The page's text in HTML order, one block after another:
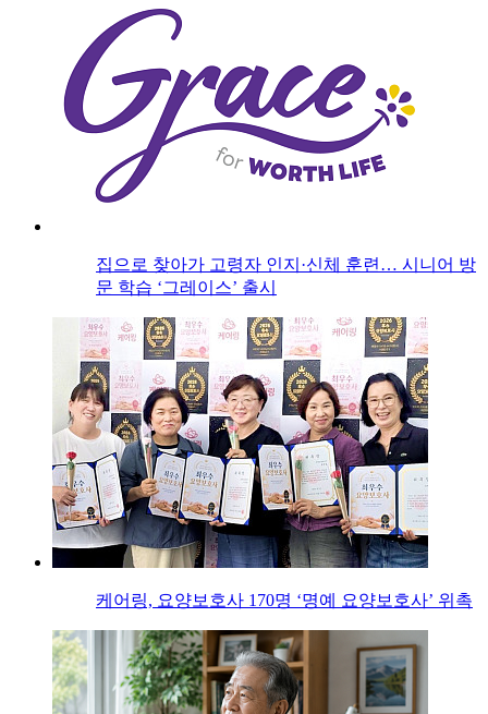
집으로 찾아가 고령자 인지·신체 훈련… 시니어 방
문 학습 ‘그레이스’ 출시
케어링, 요양보호사 170명 ‘명예 요양보호사’ 위촉